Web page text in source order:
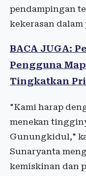
pendampingan
kekerasan
BACA JUGA:
Pengguna
Tingkatkan
"Kami harap
menekan
Gunungkidul,"
Sunaryanta
kemiskinan dan